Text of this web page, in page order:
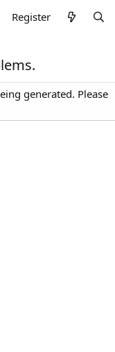
Register
generated. Please